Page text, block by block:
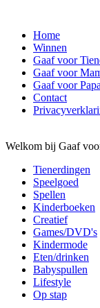
Home
Winnen
Gaaf voor
Gaaf voor
Gaaf voor Papa
Contact
Welkom bij Gaaf
Tienerdingen
Speelgoed
Spellen
Kinderboeken
Creatief
Games/DVD's
Kindermode
Eten/drinken
Babyspullen
Lifestyle
Op stap